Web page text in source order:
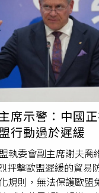
悉，IMF目前有85%
擴大既有貸款計畫來
能源補貼並非解方
加劇通膨壓力的政府
對能源進口國衝擊最
達，也因伊朗對其生
出，卡達預計需要3
。總部設於法國巴黎
）則表示，戰爭已導
大破壞。她表示：「
仍將留下持續的負面
國與以色列在談判期
海峽，導致原油與液
「人民幣跨境支付系
System，
，大多不在SWIFT
計中的占比上升或下
去年大陸金融領域最
Forum）上，
指出，人民幣已經成
每月公布的數據
中的排名僅介於第4
據則指出，人民幣在
第6。據悉，1種貨幣
括全球支付占比、官
場中的角色、外匯交
席示警：中國
行動過於遲緩
執委會副主席謝夫喬
抨擊歐盟遲緩的貿易
規則，無法保護歐盟